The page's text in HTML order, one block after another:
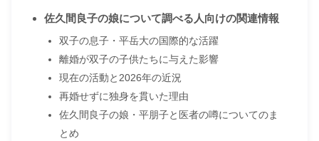
佐久間良子の娘について調べる人向けの関連情報
双子の息子・平岳大の国際的な活躍
離婚が双子の子供たちに与えた影響
現在の活動と2026年の近況
再婚せずに独身を貫いた理由
佐久間良子の娘・平朋子と医者の噂についてのま
とめ